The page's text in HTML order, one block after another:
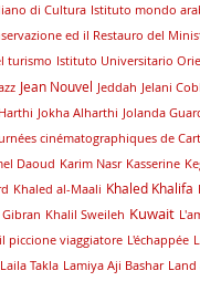
di Cultura Istituto mondo
ed il Restauro del
turismo Istituto Universitario
Jean Nouvel Jeddah Jelani
Jokha Alharthi Jolanda
cinématographiques de
Daoud Karim Nasr Kasserine
Khaled al-Maali Khaled Khalifa
Khalil Sweileh Kuwait
piccione viaggiatore L'échappée
Laila Takla Lamiya Aji Bashar Land